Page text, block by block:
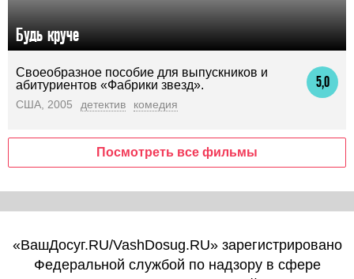
Будь круче
5,0
Своеобразное пособие для выпускников и
абитуриентов «Фабрики звезд».
США, 2005 детектив комедия
Посмотреть все фильмы
«ВашДосуг.RU/VashDosug.RU» зарегистрировано
Федеральной службой по надзору в сфере